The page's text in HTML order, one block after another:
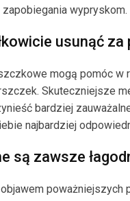
wypryskom.
usunąć
mogą pomóc
Skuteczniejsze
bardziej
najbardziej
są zawsze
poważniejszych